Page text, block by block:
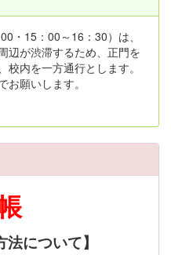
・15：00～16：30）は、
辺が渋滞するため、正門を
内を一方通行とします。
願いします。
法について】